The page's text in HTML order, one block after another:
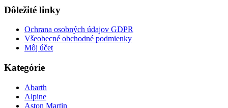
Dôležité linky
Ochrana osobných údajov GDPR
Všeobecné obchodné podmienky
Môj účet
Kategórie
Abarth
Alpine
Aston Martin